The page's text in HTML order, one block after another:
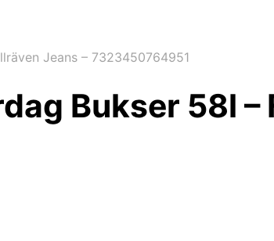
Jeans – 7323450764951
Bukser 58l –